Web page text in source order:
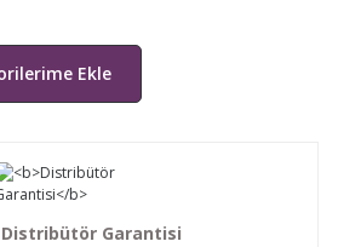
Distribütör Garantisi